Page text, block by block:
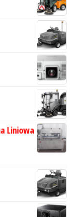
Liniowa